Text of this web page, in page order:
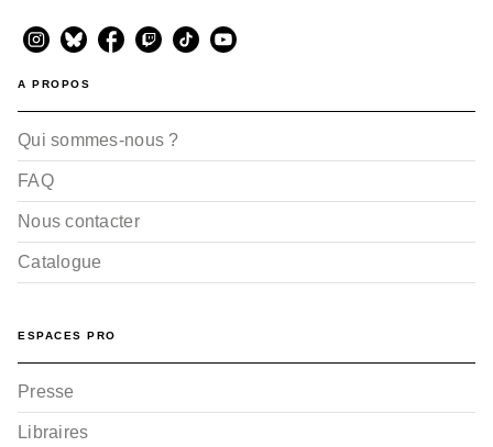
A PROPOS
Qui sommes-nous ?
FAQ
Nous contacter
Catalogue
ESPACES PRO
Presse
Libraires